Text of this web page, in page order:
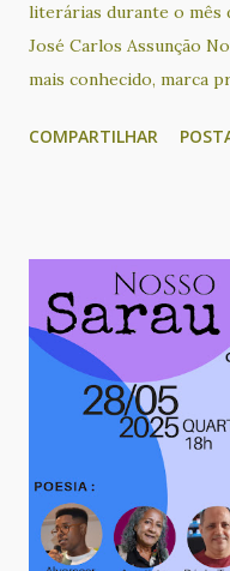
literárias durante o
José Carlos Assunção
mais conhecido, marca
escritor é um dos
ele também apresenta
brasileiro: o
comunidade quilombola
Carlos Assunção
doutoramento,
questão do português
da comunidade
município de Nova
sua leitura, qualquer
COMPARTILHAR